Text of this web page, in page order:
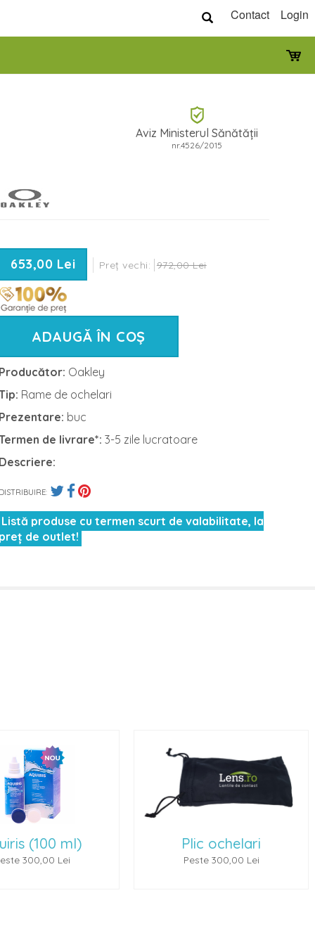
Contact Login
Aviz Ministerul Sănătății
nr.4526/2015
653,00 Lei Preț vechi: 972,00 Lei
ADAUGĂ ÎN COȘ
Oakley
Rame de ochelari
buc
de livrare*:3-5 zile lucratoare
Listă produse cu termen scurt de valabilitate, la
de outlet!
ochelari
300,00 Lei
Ochelari de soare 1
Peste 500,00 Lei